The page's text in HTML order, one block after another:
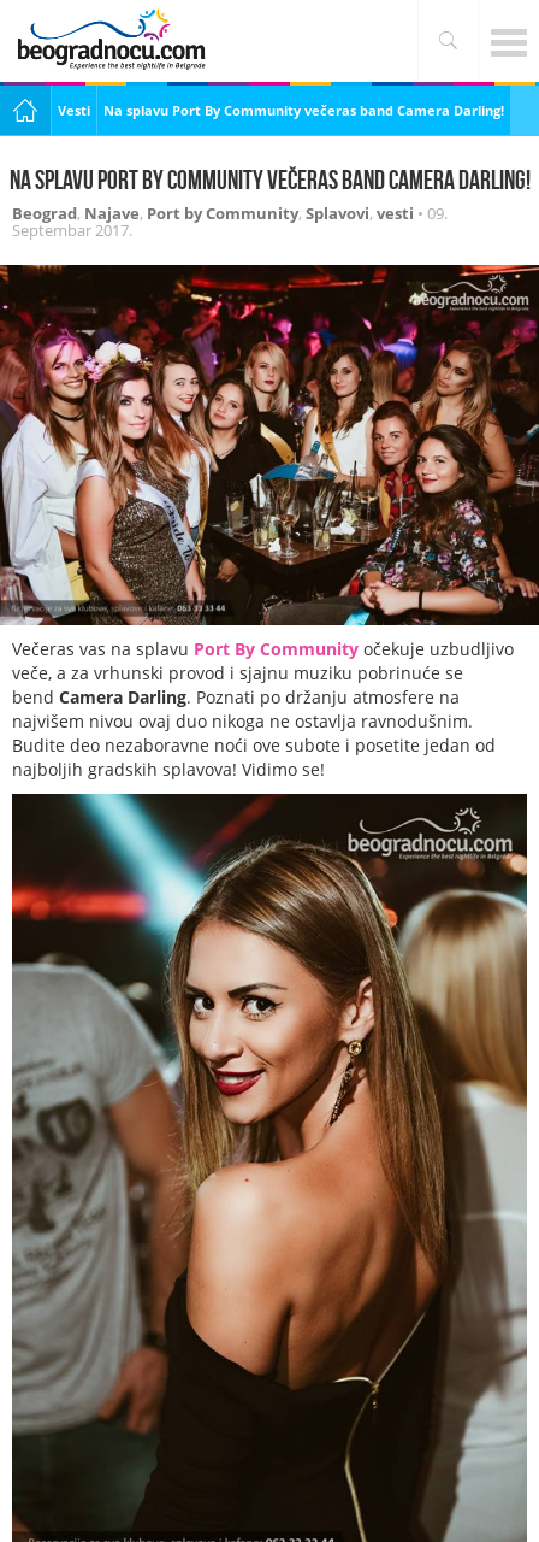
Vesti Na splavu Port By Community večeras band Camera Darling!
Na splavu Port By Community večeras band Camera Darling!
Beograd, Najave, Port by Community, Splavovi, vesti • 09.
Septembar 2017.
Večeras vas na splavu Port By Community očekuje uzbudljivo
veče, a za vrhunski provod i sjajnu muziku pobrinuće se
bend Camera Darling. Poznati po držanju atmosfere na
najvišem nivou ovaj duo nikoga ne ostavlja ravnodušnim.
Budite deo nezaboravne noći ove subote i posetite jedan od
najboljih gradskih splavova! Vidimo se!